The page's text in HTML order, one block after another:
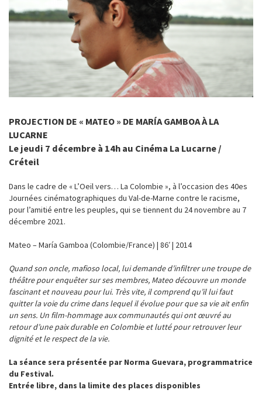
PROJECTION DE « MATEO » DE MARÍA GAMBOA À LA
LUCARNE
Le jeudi 7 décembre à 14h au Cinéma La Lucarne /
Créteil
Dans le cadre de « L’Oeil vers… La Colombie », à l’occasion des 40es
Journées cinématographiques du Val-de-Marne contre le racisme,
pour l’amitié entre les peuples, qui se tiennent du 24 novembre au 7
décembre 2021.
Mateo – María Gamboa (Colombie/France) | 86′ | 2014
Quand son oncle, mafioso local, lui demande d’infiltrer une troupe de
théâtre pour enquêter sur ses membres, Mateo découvre un monde
fascinant et nouveau pour lui. Très vite, il comprend qu’il lui faut
quitter la voie du crime dans lequel il évolue pour que sa vie ait enfin
un sens. Un film-hommage aux communautés qui ont œuvré au
retour d’une paix durable en Colombie et lutté pour retrouver leur
dignité et le respect de la vie.
La séance sera présentée par Norma Guevara, programmatrice
du Festival.
Entrée libre, dans la limite des places disponibles